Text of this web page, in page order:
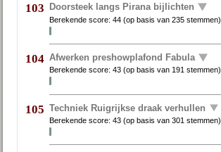
103 Doorsteek langs Pirana bijlichten
Berekende score:44 (op basis van235 stemmen)
104 Afwerken preshowplafond Fabula
Berekende score:43 (op basis van 191 stemmen)
105 Techniek Ruigrijkse draak verhullen
Berekende score:43 (op basis van301 stemmen)